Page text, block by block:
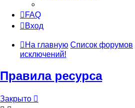
FAQ
Вход
На главную Список форумов
исключений!
Правила ресурса
Закрыто